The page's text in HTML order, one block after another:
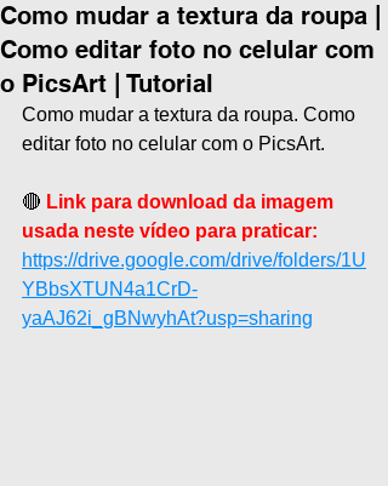
Como mudar a textura da roupa |
Como editar foto no celular com
o PicsArt | Tutorial
Como mudar a textura da roupa. Como
editar foto no celular com o PicsArt.
🔴 Link para download da imagem
usada neste vídeo para praticar:
https://drive.google.com/drive/folders/1U
YBbsXTUN4a1CrD-
yaAJ62i_gBNwyhAt?usp=sharing